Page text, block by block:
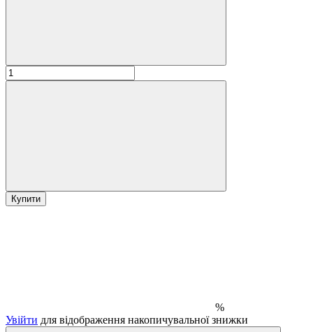
Купити
%
Увійти для відображення накопичувальної знижки